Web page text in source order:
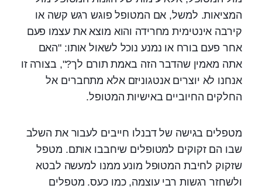
המציאות. למשל, אם המטופל פוגש רגש קשה או
קירבה אינטימית מחרידה והוא מוצא את עצמו פעם
אחר פעם בורח או נמנע נוכל לשאול אותו: "האם
אתה מאמין שהדבר הזה באמת תורם לך?", בצורה זו
אנחנו לא יוצרים אנטגוניזם אלא מתחברים אל
החלקים החיוביים באישיות המטופל.
מטפלים בגישה של דבנלו חייבים לעבור את השלב
שבו הם זקוקים למטופלים שיחבבו אותם. מטפל
שזקוק לחיבת המטופל מונע ממנו למעשה לבטא
ולשחזר רגשות רבי עוצמה, כמו כעס. מטפלים